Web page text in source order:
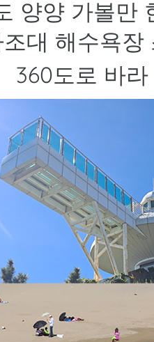
양양 가볼만
대 해수욕장
360도로 바